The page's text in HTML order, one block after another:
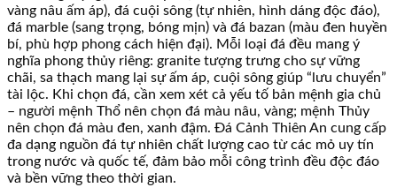
vàng nâu ấm áp), đá cuội sông (tự nhiên, hình dáng độc đáo),
đá marble (sang trọng, bóng mịn) và đá bazan (màu đen huyền
bí, phù hợp phong cách hiện đại). Mỗi loại đá đều mang ý
nghĩa phong thủy riêng: granite tượng trưng cho sự vững
chãi, sa thạch mang lại sự ấm áp, cuội sông giúp “lưu chuyển”
tài lộc. Khi chọn đá, cần xem xét cả yếu tố bản mệnh gia chủ
– người mệnh Thổ nên chọn đá màu nâu, vàng; mệnh Thủy
nên chọn đá màu đen, xanh đậm. Đá Cảnh Thiên An cung cấp
đa dạng nguồn đá tự nhiên chất lượng cao từ các mỏ uy tín
trong nước và quốc tế, đảm bảo mỗi công trình đều độc đáo
và bền vững theo thời gian.